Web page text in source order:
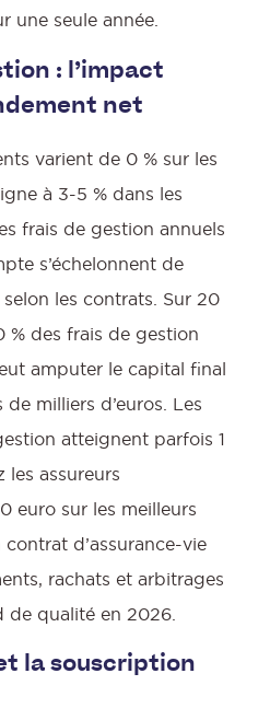
une seule année.
: l’impact
net
varient de 0 % sur les
à 3-5 % dans les
frais de gestion annuels
s’échelonnent de
les contrats. Sur 20
% des frais de gestion
amputer le capital final
milliers d’euros. Les
atteignent parfois 1
les assureurs
euro sur les meilleurs
d’assurance-vie
rachats et arbitrages
de qualité en 2026.
la souscription